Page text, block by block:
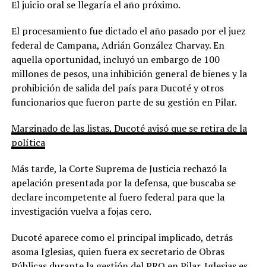
El juicio oral se llegaría el año próximo.
El procesamiento fue dictado el año pasado por el juez
federal de Campana, Adrián González Charvay. En
aquella oportunidad, incluyó un embargo de 100
millones de pesos, una inhibición general de bienes y la
prohibición de salida del país para Ducoté y otros
funcionarios que fueron parte de su gestión en Pilar.
Marginado de las listas, Ducoté avisó que se retira de la
política
Más tarde, la Corte Suprema de Justicia rechazó la
apelación presentada por la defensa, que buscaba se
declare incompetente al fuero federal para que la
investigación vuelva a fojas cero.
Ducoté aparece como el principal implicado, detrás
asoma Iglesias, quien fuera ex secretario de Obras